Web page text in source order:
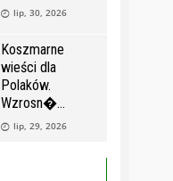
lip, 30, 2026
Koszmarne
wieści dla
Polaków.
Wzrosn�
lip, 29, 2026